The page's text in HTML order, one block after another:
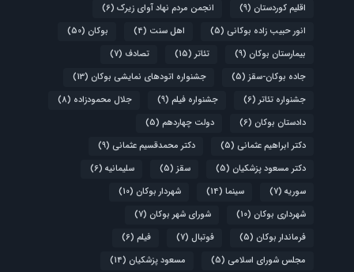
اقلیم کوردستان (9) انجمن مردم نهاد آوای زیرک (6)
انور حبیب زاده بوکانی (5) اهل سنت (4) بوکان (50)
بیمارستان بوکان (9) تئاتر (15) تصادف (7)
جاده بوکان-سقز (5) جشنواره اتودهای نمایشی بوکان (13)
جشنواره تئاتر (6) جشنواره فیلم (9) جلال محمودزاده (8)
دادستان بوکان (6) دولت چهاردهم (5)
دکتر ابراهیم عثمانی (5) دکتر محمدقسیم عثمانی (9)
دکتر مسعود پزشکیان (5) سقز (5) سلیمانیه (6)
سوریه (7) سینما (14) شهردار بوکان (10)
شهرداری بوکان (10) شورای شهر بوکان (7)
فرماندار بوکان (5) فوتبال (7) فیلم (6)
مجلس شورای اسلامی (5) مسعود پزشکیان (14)